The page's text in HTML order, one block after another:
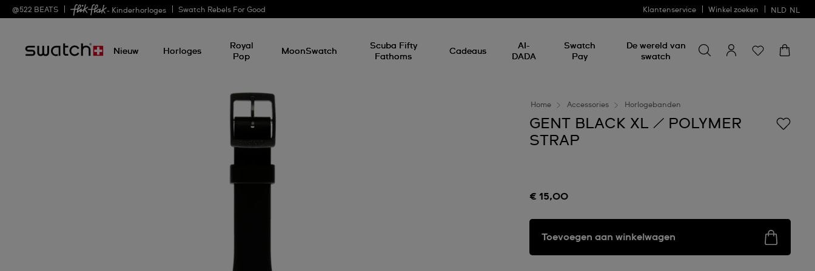
@522 BEATS - Kinderhorloges Swatch Rebels For Good Klantenservice Winkel zoeken NLD NL
Nieuw Horloges
Royal
Pop
MoonSwatch
Scuba Fifty
Fathoms
Cadeaus
AI-
DADA
Swatch
Pay
De wereld van
swatch
naar
iets
Home Accessories Horlogebanden
GENT BLACK XL / POLYMER
STRAP
€ 15,00
Toevoegen aan winkelwagen